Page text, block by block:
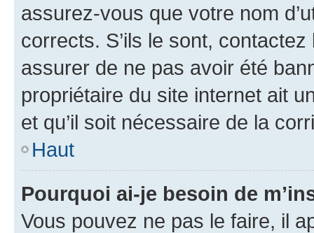
assurez-vous que votre nom
corrects. S’ils le sont,
assurer de ne pas avoir été
propriétaire du site internet ait
et qu’il soit nécessaire de la
Haut
Pourquoi ai-je besoin de
Vous pouvez ne pas le faire, il